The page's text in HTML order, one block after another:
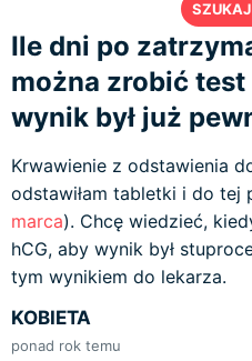
Ile dni po
można zrobić test
wynik był już
Krwawienie z odstawienia
odstawiłam tabletki i do tej
marca). Chcę wiedzieć,
hCG, aby wynik był
tym wynikiem do lekarza.
KOBIETA
ponad rok temu